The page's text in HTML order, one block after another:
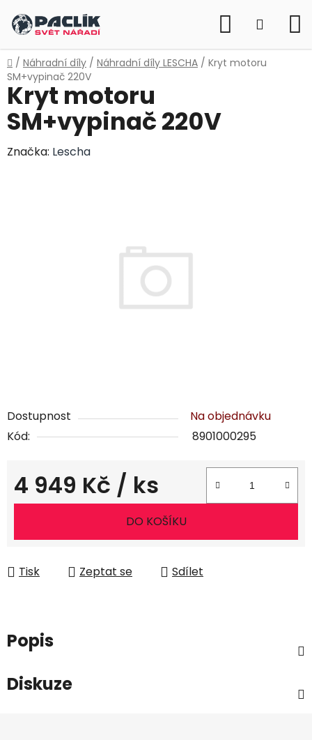
na
obsah
Hledat
KOŠÍK
Domů
/ Náhradní díly / Náhradní díly LESCHA / Kryt motoru
SM+vypinač 220V
Dostupnost
Na objednávku
Kód:
8901000295
4 949 Kč / ks
Měrná cena:
DO KOŠÍKU
Tisk Zeptat se Sdílet
Kryt motoru
SM+vypinač 220V
Značka: Lescha
Popis
Diskuze